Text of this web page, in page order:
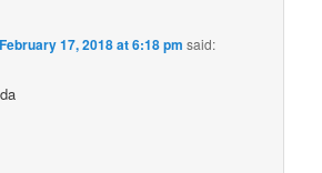
February 17, 2018 at 6:18 pm said: